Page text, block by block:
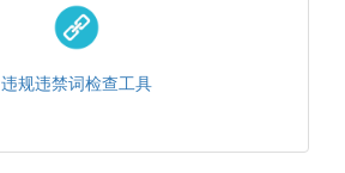
违规违禁词检查工具